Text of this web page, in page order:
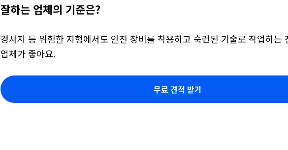
잘하는 업체의 기준은?
경사지 등 위험한 지형에서도 안전 장비를 착용하고 숙련된 기술로 작업하는
업체가 좋아요.
무료 견적 받기